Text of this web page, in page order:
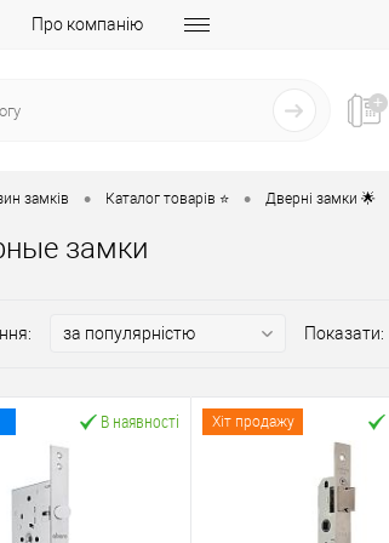
Про компанію
замків • Каталог товарів ⭐ • Дверні замки 🌟
замки
Показати:
В наявності Хіт продажу